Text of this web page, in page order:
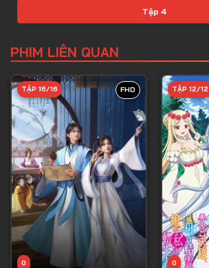
Tập 4
Tập 6
Tập 7
Tập 8
Tập 9
Tập 10
Tập 11
Tập 12
Tập 13
Tập 14
PHIM LIÊN QUAN
FHD
0
TẬP 16/16
0
TẬP 12/12